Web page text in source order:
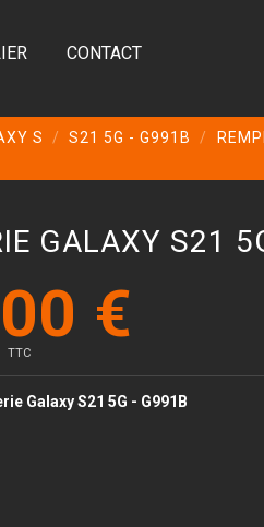
CONTACT
S S21 5G - G991B
GALAXY S21
€
TTC
GalaxyS21 5G - G991B